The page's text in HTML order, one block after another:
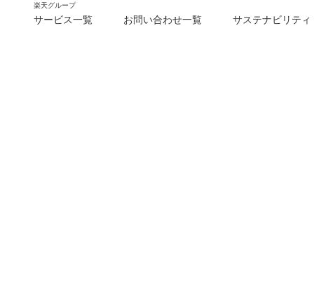
楽天グループ
サービス一覧 お問い合わせ一覧 サステナビリティ